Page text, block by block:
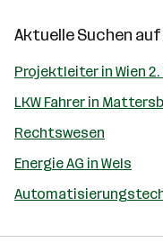
Aktuelle Suchen auf
Projektleiter in Wien
LKW Fahrer in
Rechtswesen
Energie AG in Wels